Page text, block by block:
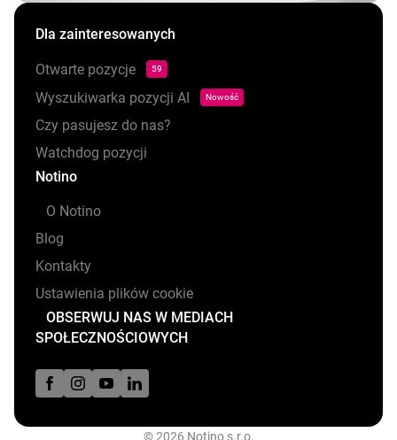
Dla zainteresowanych
Otwarte pozycje 59
Wyszukiwarka pozycji AI Nowość
Czy pasujesz do nas?
Watchdog pozycji
Notino
O Notino
Blog
Kontakty
Ustawienia plików cookie
OBSERWUJ NAS W MEDIACH
SPOŁECZNOŚCIOWYCH
© 2026 Notino s.r.o.